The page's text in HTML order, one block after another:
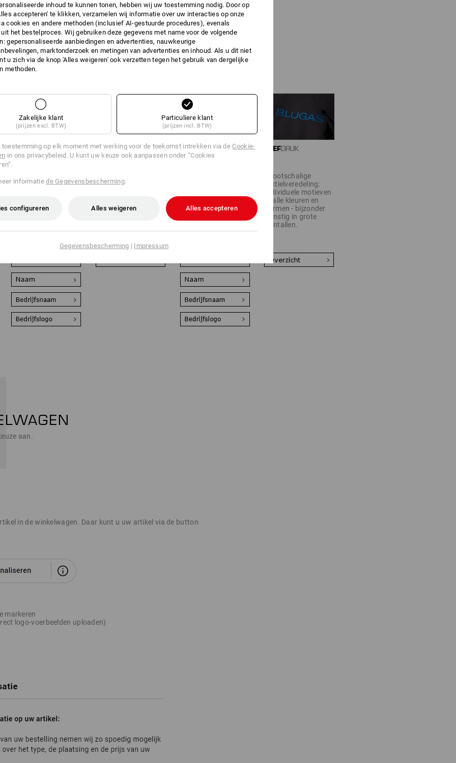
per product en plaatsing is bepalend!
(stap 1) vindt u een overzicht van welke
tot welke maat op de plaatsing van uw keuze haalbaar is.
de verschillende afwerkingstechnieken vindt u hier:
herbruikbaar: uw
embleem op de
en softshell: uw
moderne
textiel gegraveerd.
bijna alle
kleuren en
Grootschalige
textielveredeling:
individuele motieven
in alle kleuren en
vormen - bijzonder
gunstig in grote
aantallen.
aan.
in de winkelwagen. Daar kunt u uw artikel via de button
markeren
logo-voerbeelden uploaden)
inhoud te kunnen tonen, hebben wij uw toestemming nodig. Door op
accepteren' te klikken, verzamelen wij informatie over uw interacties op onze
cookies en andere methoden (inclusief AI-gestuurde procedures), evenals
het bestelproces. Wij gebruiken deze gegevens met name voor de volgende
gepersonaliseerde aanbiedingen en advertenties, nauwkeurige
marktonderzoek en metingen van advertenties en inhoud. Als u dit niet
u zich via de knop 'Alles weigeren' ook verzetten tegen het gebruik van dergelijke
methoden.
Zakelijke klant
(prijzen excl. BTW)
Particuliere klant
(prijzen incl. BTW)
toestemming op elk moment met werking voor de toekomst intrekken via deCookie-
in ons privacybeleid. U kunt uw keuze ook aanpassen onder “Cookies
informatiede Gegevensbescherming.
configureren Alles weigeren Alles accepteren
Gegevensbescherming | Impressum